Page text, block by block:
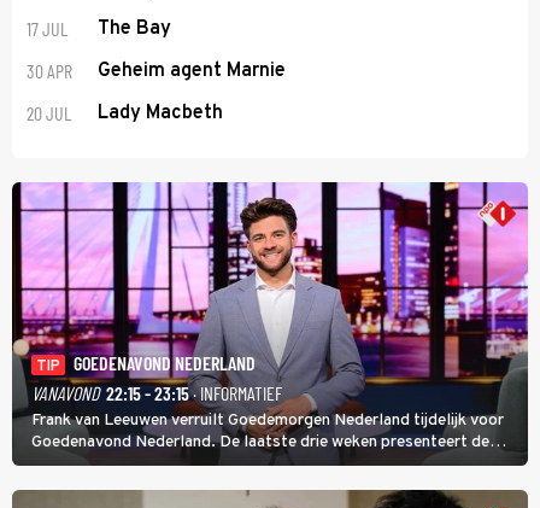
17 JUL The Bay
30 APR Geheim agent Marnie
20 JUL Lady Macbeth
TIP
GOEDENAVOND NEDERLAND
VANAVOND 22:15 - 23:15· INFORMATIEF
Frank van Leeuwen verruilt Goedemorgen Nederland tijdelijk voor
Goedenavond Nederland. De laatste drie weken presenteert de
journalist en De Slimste Mens-winnaar deze avondtalkshow om en
om met Sam Hagens, die er al vanaf het begin bij is.